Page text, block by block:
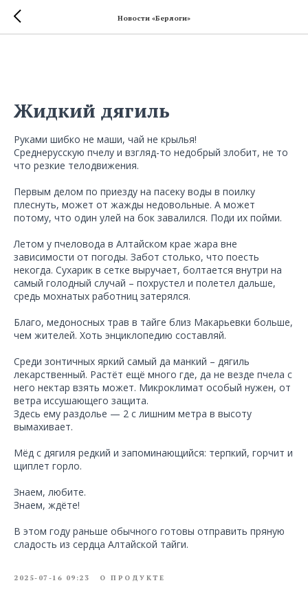
Новости «Берлоги»
Жидкий дягиль
Руками шибко не маши, чай не крылья!
Среднерусскую пчелу и взгляд-то недобрый злобит, не то
что резкие телодвижения.
Первым делом по приезду на пасеку воды в поилку
плеснуть, может от жажды недовольные. А может
потому, что один улей на бок завалился. Поди их пойми.
Летом у пчеловода в Алтайском крае жара вне
зависимости от погоды. Забот столько, что поесть
некогда. Сухарик в сетке выручает, болтается внутри на
самый голодный случай – похрустел и полетел дальше,
средь мохнатых работниц затерялся.
Благо, медоносных трав в тайге близ Макарьевки больше,
чем жителей. Хоть энциклопедию составляй.
Среди зонтичных яркий самый да манкий – дягиль
лекарственный. Растёт ещё много где, да не везде пчела с
него нектар взять может. Микроклимат особый нужен, от
ветра иссушающего защита.
Здесь ему раздолье — 2 с лишним метра в высоту
вымахивает.
Мёд с дягиля редкий и запоминающийся: терпкий, горчит и
щиплет горло.
Знаем, любите.
Знаем, ждёте!
В этом году раньше обычного готовы отправить пряную
сладость из сердца Алтайской тайги.
2025-07-16 09:23 О ПРОДУКТЕ